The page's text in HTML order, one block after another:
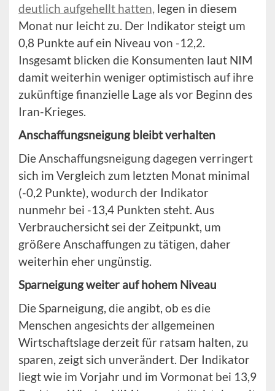
deutlich aufgehellt hatten, legen in diesem
Monat nur leicht zu. Der Indikator steigt um
0,8 Punkte auf ein Niveau von -12,2.
Insgesamt blicken die Konsumenten laut NIM
damit weiterhin weniger optimistisch auf ihre
zukünftige finanzielle Lage als vor Beginn des
Iran-Krieges.
Anschaffungsneigung bleibt verhalten
Die Anschaffungsneigung dagegen verringert
sich im Vergleich zum letzten Monat minimal
(-0,2 Punkte), wodurch der Indikator
nunmehr bei -13,4 Punkten steht. Aus
Verbrauchersicht sei der Zeitpunkt, um
größere Anschaffungen zu tätigen, daher
weiterhin eher ungünstig.
Sparneigung weiter auf hohem Niveau
Die Sparneigung, die angibt, ob es die
Menschen angesichts der allgemeinen
Wirtschaftslage derzeit für ratsam halten, zu
sparen, zeigt sich unverändert. Der Indikator
liegt wie im Vorjahr und im Vormonat bei 13,9